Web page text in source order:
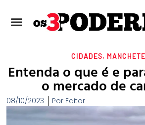
CIDADES,
Entenda o que é e
o mercado de
08/10/2023 Por Editor